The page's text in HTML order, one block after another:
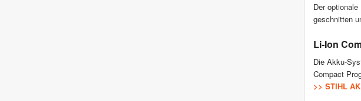
Der
geschnitten
Li-Ion
Die Akku-
Compact
>> STIHL